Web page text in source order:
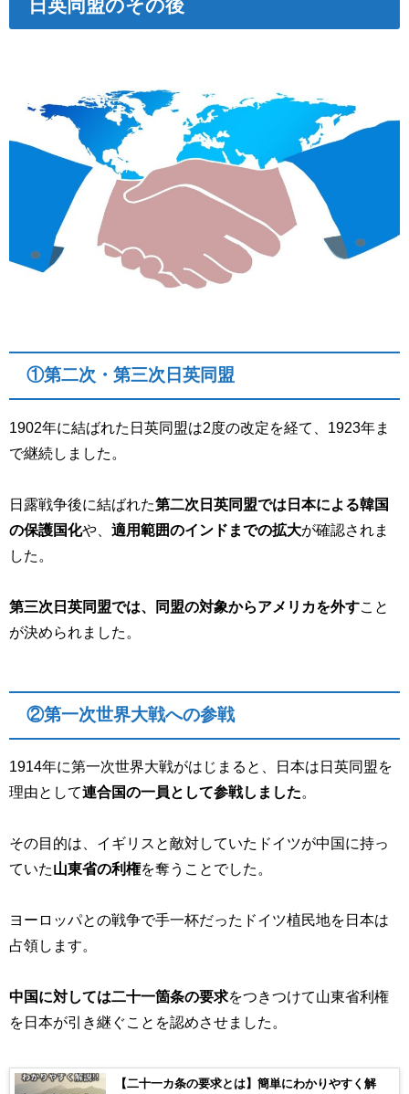
日英同盟のその後
①第二次・第三次日英同盟
1902年に結ばれた日英同盟は2度の改定を経て、1923年ま
で継続しました。
日露戦争後に結ばれた第二次日英同盟では日本による韓国
の保護国化や、 適用範囲のインドまでの拡大が確認されま
した。
第三次日英同盟では、同盟の対象からアメリカを外す こと
が決められました。
②第一次世界大戦への参戦
1914年に第一次世界大戦がはじまると、日本は日英同盟を
理由として連合国の一員として参戦しました。
その目的は、イギリスと敵対していたドイツが中国に持っ
ていた山東省の利権を奪うことでした。
ヨーロッパとの戦争で手一杯だったドイツ植民地を日本は
占領します。
中国に対しては二十一箇条の要求をつきつけて山東省利権
を日本が引き継ぐことを認めさせました。
【二十一カ条の要求とは】簡単にわかりやすく解